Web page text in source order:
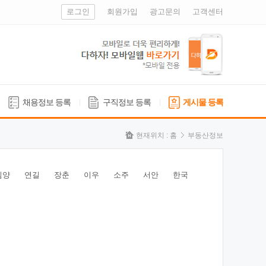
로그인 회원가입 광고문의 고객센터
채용정보 등록 구직정보 등록 게시물 등록
현재위치 : 홈 부동산정보
양 연길 장춘 이우 소주 서안 한국